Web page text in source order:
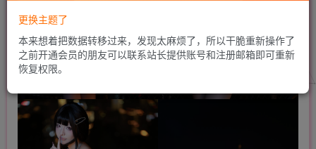
更换主题了
本来想着把数据转移过来，发现太麻烦了，所以干脆重新操作了
之前开通会员的朋友可以联系站长提供账号和注册邮箱即可重新
恢复权限。